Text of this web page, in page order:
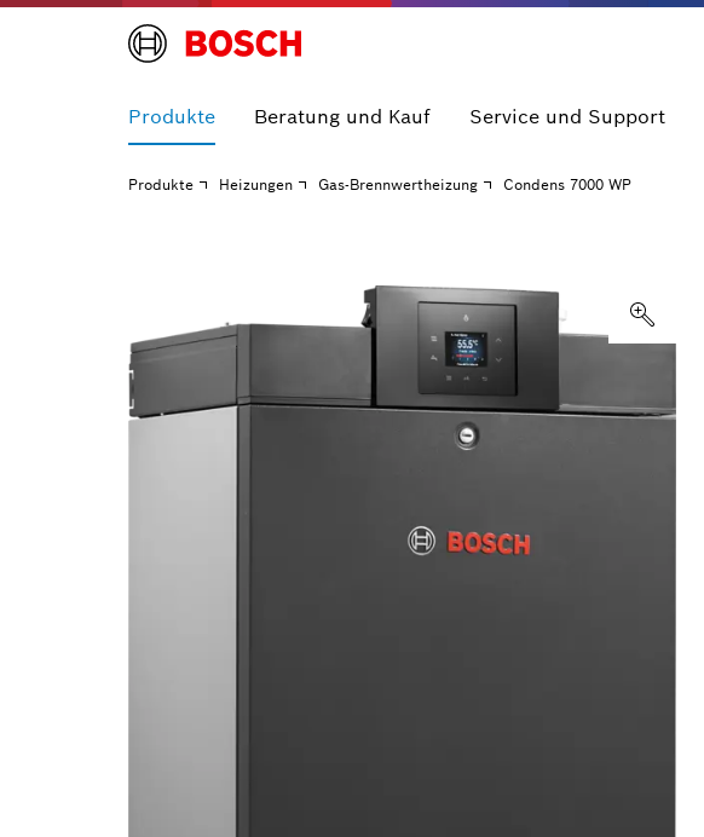
Produkte Beratung und Kauf Service und Support
Produkte Heizungen Gas-Brennwertheizung Condens 7000 WP